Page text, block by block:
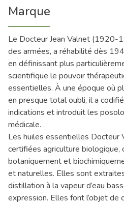
Marque
Le Docteur Jean Valnet (1920-
des armées, a réhabilité dès
en définissant plus
scientifique le pouvoir
essentielles. À une époque où
en presque total oubli, il a
indications et introduit les
médicale.
Les huiles essentielles Docteur
certifiées agriculture biologique,
botaniquement et
et naturelles. Elles sont
distillation à la vapeur d’eau
expression. Elles font l’objet de